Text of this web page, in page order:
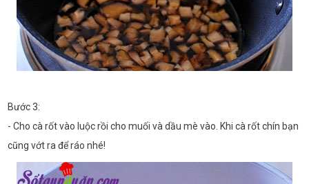
Bước 3:
- Cho cà rốt vào luộc rồi cho muối và dầu mè vào. Khi cà rốt chín bạn
cũng vớt ra để ráo nhé!